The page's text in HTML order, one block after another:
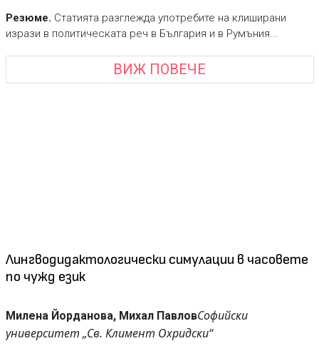
Резюме. Статията разглежда употребите на клиширани
изрази в политическата реч в България и в Румъния...
ВИЖ ПОВЕЧЕ
Лингводидактологически симулации в часовете
по чужд език
Милена Йорданова, Михал ПавловСофийски
университет „Св. Климент Охридски“